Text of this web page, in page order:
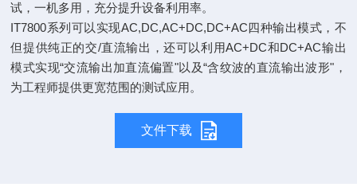
试，一机多用，充分提升设备利用率。
IT7800系列可以实现AC,DC,AC+DC,DC+AC四种输出模式，不
但提供纯正的交/直流输出，还可以利用AC+DC和DC+AC输出
模式实现“交流输出加直流偏置"以及“含纹波的直流输出波形"，
为工程师提供更宽范围的测试应用。
文件下载